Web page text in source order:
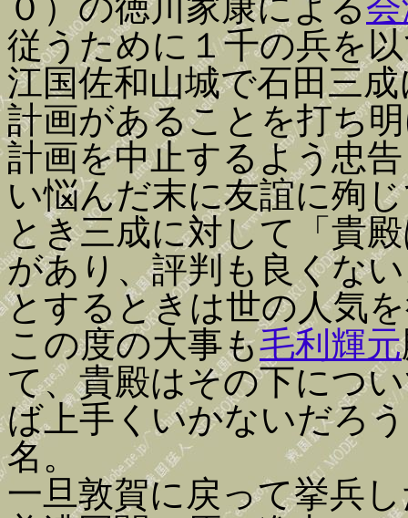
従うために１千の兵を
江国佐和山城で石田三
計画があることを打ち
計画を中止するよう忠
い悩んだ末に友誼に殉
とき三成に対して「貴
があり、評判も良くな
とするときは世の人気
この度の大事も毛利輝元
て、貴殿はその下につ
ば上手くいかないだろ
名。
一旦敦賀に戻って挙兵